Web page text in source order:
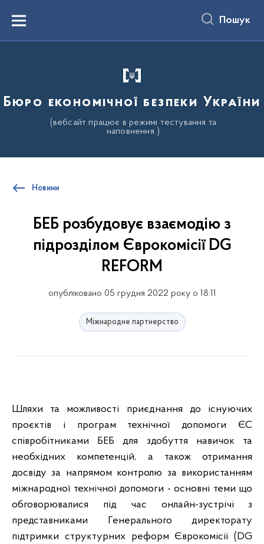
вмістуMenu Пошук
Бюро економічної безпеки України
(вебсайт працює в режимі тестування та
наповнення )
Новини
БЕБ розбудовує взаємодію з
підрозділом Єврокомісії DG
REFORM
опубліковано 05 грудня 2022 року о 18:11
Міжнародне партнерство
Шляхи та можливості приєднання до існуючих
проєктів і програм технічної допомоги ЄС
співробітниками БЕБ для здобуття навичок та
необхідних компетенцій, а також отримання
досвіду за напрямом контролю за використанням
міжнародної технічної допомоги - основні теми що
обговорювалися під час онлайн-зустрічі з
представниками Генерального директорату
підтримки структурних реформ Єврокомісії (DG